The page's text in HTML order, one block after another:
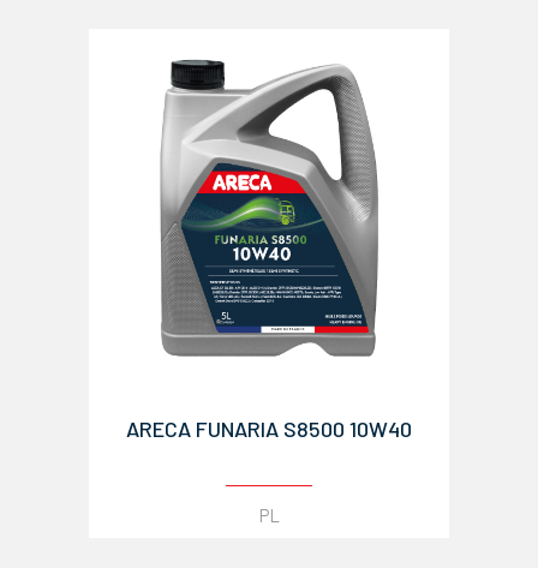
ARECA FUNARIA S8500 10W40
PL